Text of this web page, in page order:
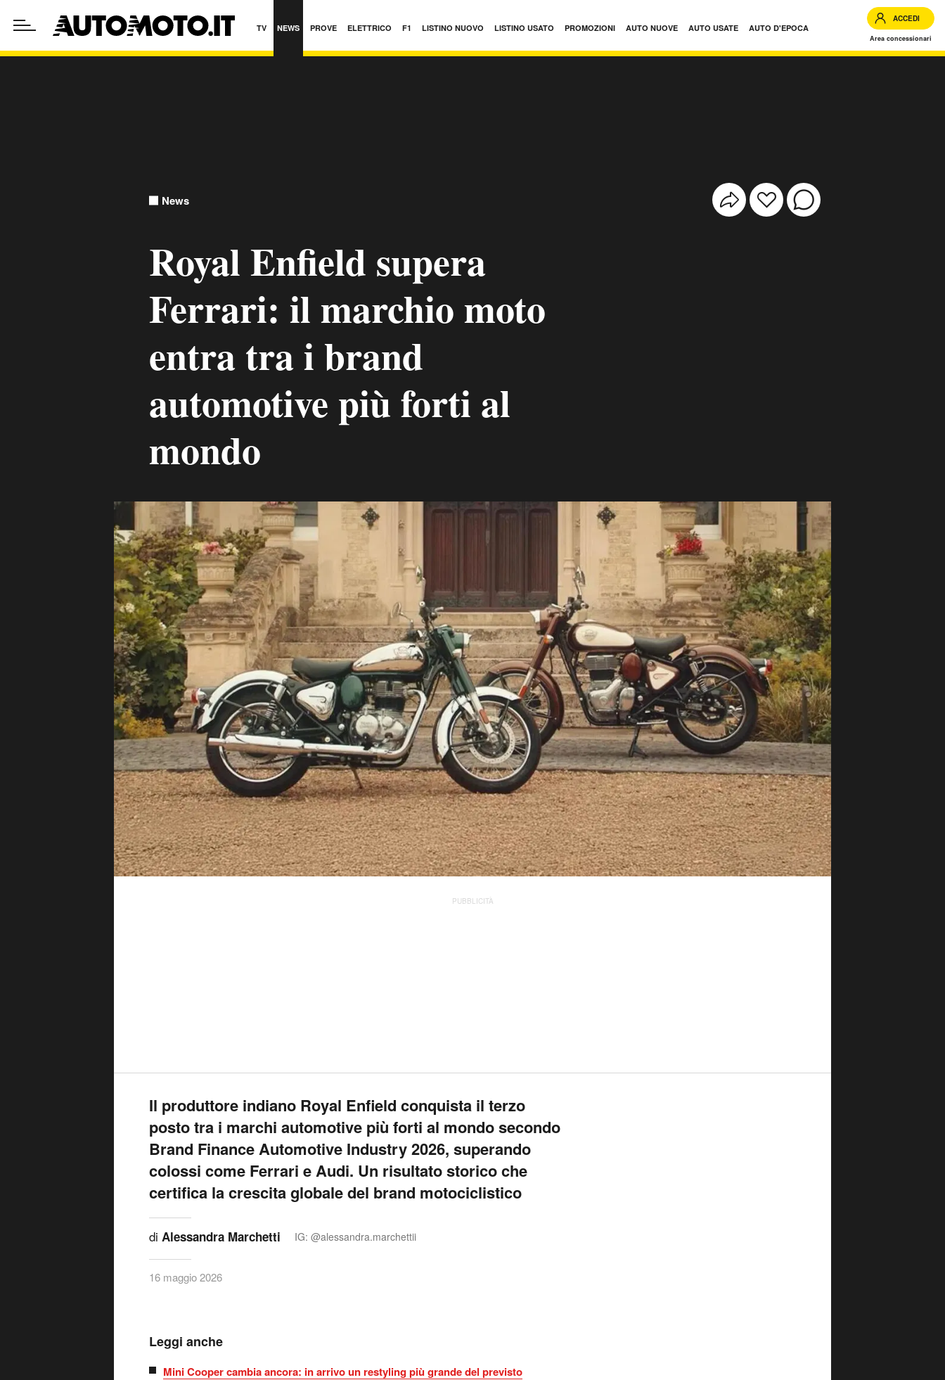
TV NEWS PROVE ELETTRICO F1 LISTINO NUOVO LISTINO USATO PROMOZIONI AUTO NUOVE AUTO USATE AUTO D'EPOCA
ACCEDI
Area concessionari
News
Royal Enfield supera
Ferrari: il marchio moto
entra tra i brand
automotive più forti al
mondo
PUBBLICITÀ
Il produttore indiano Royal Enfield conquista il terzo
posto tra i marchi automotive più forti al mondo secondo
Brand Finance Automotive Industry 2026, superando
colossi come Ferrari e Audi. Un risultato storico che
certifica la crescita globale del brand motociclistico
di Alessandra Marchetti IG: @alessandra.marchettii
16 maggio 2026
Leggi anche
Mini Cooper cambia ancora: in arrivo un restyling più grande del previsto